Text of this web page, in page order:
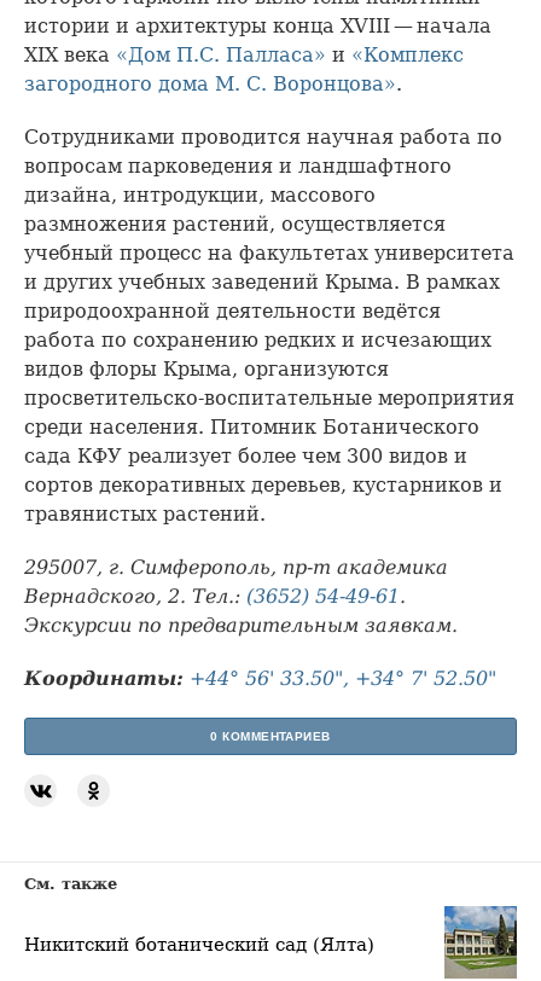
истории и архитектуры конца XVIII — начала
XIX века «Дом П.С. Палласа» и «Комплекс
загородного дома М. С. Воронцова».
Сотрудниками проводится научная работа по
вопросам парковедения и ландшафтного
дизайна, интродукции, массового
размножения растений, осуществляется
учебный процесс на факультетах университета
и других учебных заведений Крыма. В рамках
природоохранной деятельности ведётся
работа по сохранению редких и исчезающих
видов флоры Крыма, организуются
просветительско-воспитательные мероприятия
среди населения. Питомник Ботанического
сада КФУ реализует более чем 300 видов и
сортов декоративных деревьев, кустарников и
травянистых растений.
295007, г. Симферополь, пр-т академика
Вернадского, 2. Тел.: (3652) 54-49-61 .
Экскурсии по предварительным заявкам.
Координаты: +44° 56' 33.50", +34° 7' 52.50"
0 КОММЕНТАРИЕВ
См. также
Никитский ботанический сад (Ялта)